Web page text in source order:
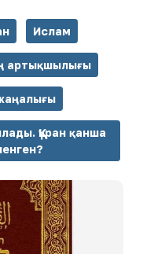
Ислам
артықшылығы
Құран қанша